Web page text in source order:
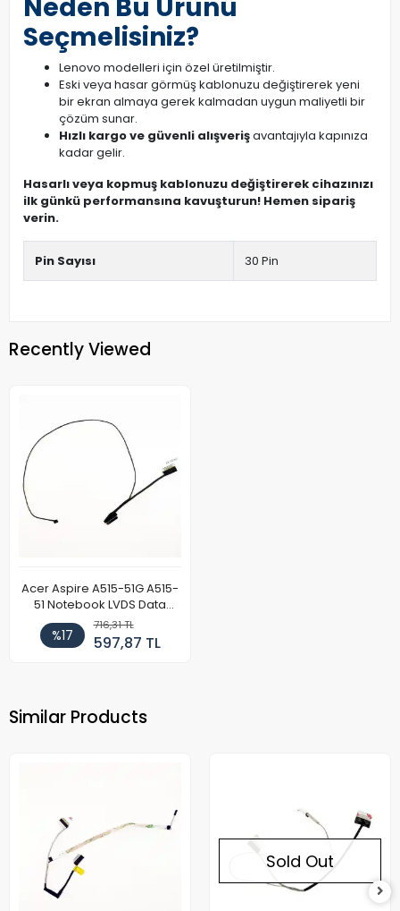
Neden Bu Ürünü
Seçmelisiniz?
Lenovo modelleri için özel üretilmiştir.
Eski veya hasar görmüş kablonuzu değiştirerek yeni
bir ekran almaya gerek kalmadan uygun maliyetli bir
çözüm sunar.
Hızlı kargo ve güvenli alışverişavantajıyla kapınıza
kadar gelir.
Hasarlı veya kopmuş kablonuzu değiştirerek cihazınızı
ilk günkü performansına kavuşturun! Hemen sipariş
verin.
Pin Sayısı 30 Pin
Recently Viewed
Acer Aspire A515-51G A515-
51 Notebook LVDS Data
Kablosu
%17
716,31 TL
597,87 TL
Similar Products
Sold Out